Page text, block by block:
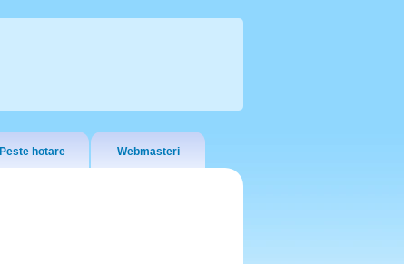
Peste hotare Webmasteri